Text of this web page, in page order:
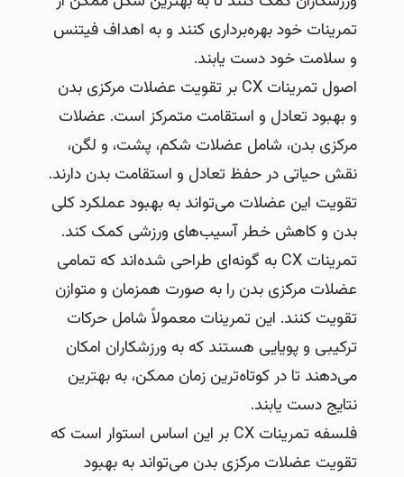
تمرینات خود بهره‌برداری کنند و به اهداف فیتنس
و سلامت خود دست یابند.
اصول تمرینات CX بر تقویت عضلات مرکزی بدن
و بهبود تعادل و استقامت متمرکز است. عضلات
مرکزی بدن، شامل عضلات شکم، پشت، و لگن،
نقش حیاتی در حفظ تعادل و استقامت بدن دارند.
تقویت این عضلات می‌تواند به بهبود عملکرد کلی
بدن و کاهش خطر آسیب‌های ورزشی کمک کند.
تمرینات CX به گونه‌ای طراحی شده‌اند که تمامی
عضلات مرکزی بدن را به صورت همزمان و متوازن
تقویت کنند. این تمرینات معمولاً شامل حرکات
ترکیبی و پویایی هستند که به ورزشکاران امکان
می‌دهند تا در کوتاه‌ترین زمان ممکن، به بهترین
نتایج دست یابند.
فلسفه تمرینات CX بر این اساس استوار است که
تقویت عضلات مرکزی بدن می‌تواند به بهبود